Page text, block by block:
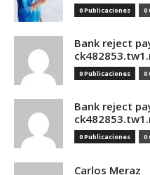
0 Publicaciones 0
Bank reject
0 Publicaciones 0
Bank reject
0 Publicaciones 0
Carlos Meraz